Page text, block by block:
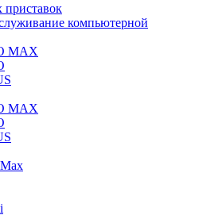
приставок
компьютерной
MAX
MAX